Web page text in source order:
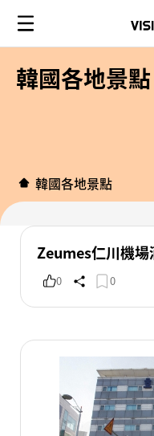
韓國各地景點
韓國各地景點
Zeumes仁川機場
0 0